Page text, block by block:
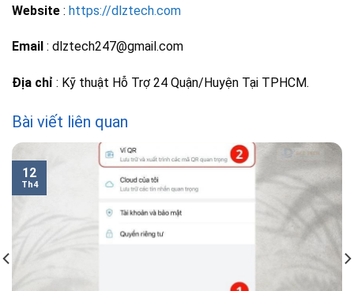
Website : https://dlztech.com
Email : dlztech247@gmail.com
Địa chỉ : Kỹ thuật Hỗ Trợ 24 Quận/Huyện Tại TPHCM.
Bài viết liên quan
12
Th4